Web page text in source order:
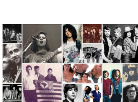
A História do Disco